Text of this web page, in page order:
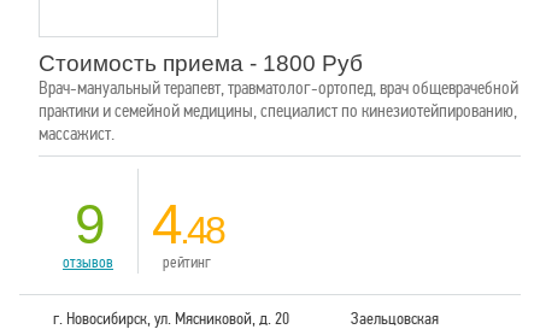
Стоимость приема - 1800 Руб
Врач-мануальный терапевт, травматолог-ортопед, врач общеврачебной
практики и семейной медицины, специалист по кинезиотейпированию,
массажист.
9
отзывов
4.48
рейтинг
г. Новосибирск, ул. Мясниковой, д. 20 Заельцовская